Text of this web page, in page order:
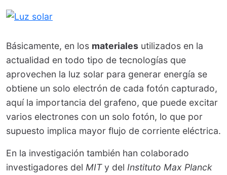
Básicamente, en los materiales utilizados en la
actualidad en todo tipo de tecnologías que
aprovechen la luz solar para generar energía se
obtiene un solo electrón de cada fotón capturado,
aquí la importancia del grafeno, que puede excitar
varios electrones con un solo fotón, lo que por
supuesto implica mayor flujo de corriente eléctrica.
En la investigación también han colaborado
investigadores del MITy del Instituto Max Planck